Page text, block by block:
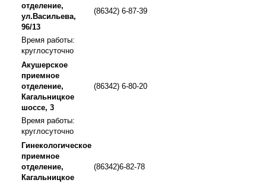
отделение,
ул.Васильева,
96/13
(86342) 6-87-39
Время работы:
круглосуточно
Акушерское
приемное
отделение,
Кагальницкое
шоссе, 3
(86342) 6-80-20
Время работы:
круглосуточно
Гинекологическое
приемное
отделение,
Кагальницкое
(86342)6-82-78